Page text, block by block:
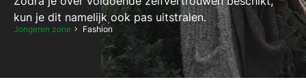
kun je dit namelijk ook pas uitstralen.
Jongeren zone Fashion